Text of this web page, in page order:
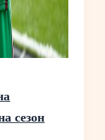
сезон